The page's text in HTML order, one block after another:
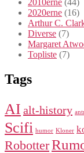
2020erne (16)
Arthur C.
Diverse (7)
Margaret
Topliste (7)
Tags
AI alt-history
Scifi humor Kloner
Robotter